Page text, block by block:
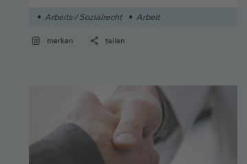
Arbeits-/ Sozialrecht Arbeit
merken teilen